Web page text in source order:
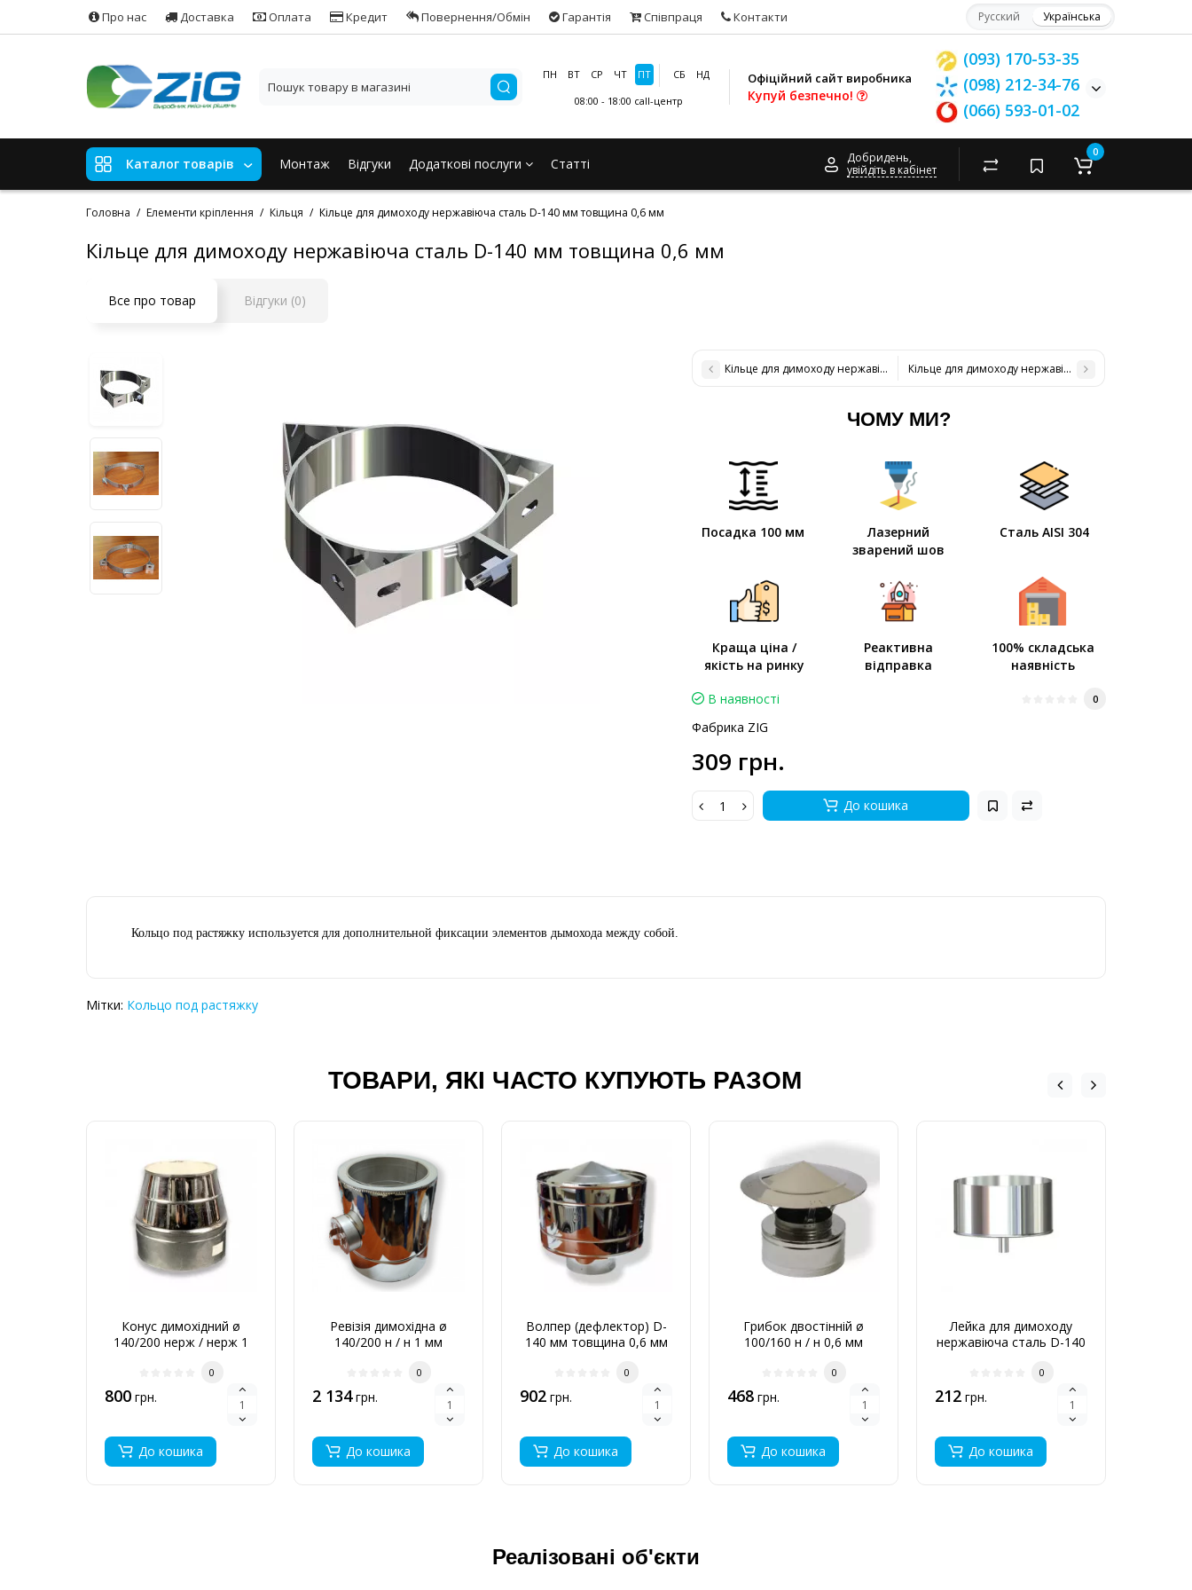
Про нас Доставка Оплата Кредит Повернення/Обмін Гарантія Співпраця Контакти Русский Українська
ПН ВТ СР ЧТ ПТ СБ
НД
08:00 - 18:00 call-центр
Офіційний сайт виробника
Купуй безпечно!
(093) 170-53-35
(098) 212-34-76
(066) 593-01-02
Каталог товарів Монтаж Відгуки Додаткові послуги Статті
Добридень,
увійдіть в кабінет
0
Головна Елементи кріплення Кільця Кільце для димоходу нержавіюча сталь D-140 мм товщина 0,6 мм
Кільце для димоходу нержавіюча сталь D-140 мм товщина 0,6 мм
Все про товар Відгуки (0)
Кільце для димоходу нержавіюча сталь D-130 мм товщина 0,6 мм
Кільце для димоходу нержавіюча сталь D-150 мм
ЧОМУ МИ?
Посадка 100 мм
Лазерний
зварений шов
Сталь AISI 304
Краща ціна /
якість на ринку
Реактивна
відправка
100% складська
наявність
В наявності
0
Фабрика ZIG
309 грн.
До кошика
Кольцо под растяжку используется для дополнительной фиксации элементов дымохода между собой.
Мітки: Кольцо под растяжку
ТОВАРИ, ЯКІ ЧАСТО КУПУЮТЬ РАЗОМ
Конус димохідний ø
140/200 нерж / нерж 1
0
800 грн.
До кошика
Ревізія димохідна ø
140/200 н / н 1 мм
0
2 134грн.
До кошика
Волпер (дефлектор) D-
140 мм товщина 0,6 мм
0
902 грн.
До кошика
Грибок двостінній ø
100/160 н / н 0,6 мм
0
468 грн.
До кошика
Лейка для димоходу
нержавіюча сталь D-140
0
212 грн.
До кошика
Реалізовані об'єкти